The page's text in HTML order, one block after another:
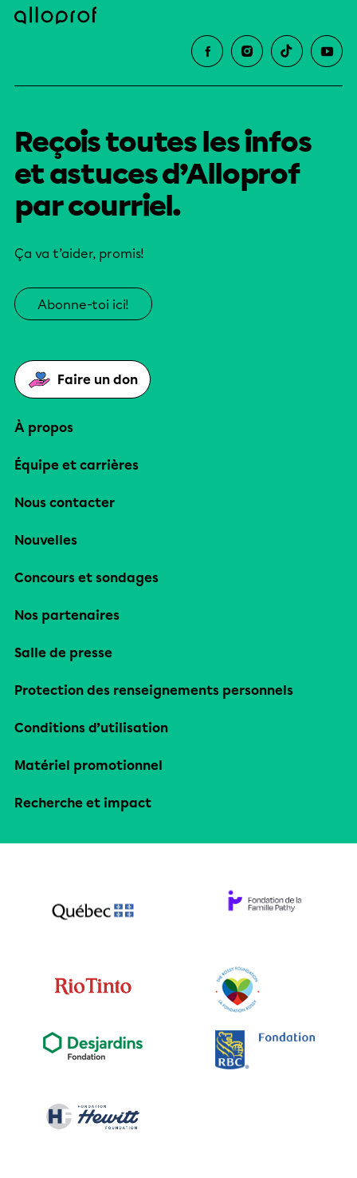
Reçois toutes les infos
et astuces d’Alloprof
par courriel.
Ça va t’aider, promis!
Abonne-toi ici!
Faire un don
À propos
Équipe et carrières
Nous contacter
Nouvelles
Concours et sondages
Nos partenaires
Salle de presse
Protection des renseignements personnels
Conditions d’utilisation
Matériel promotionnel
Recherche et impact